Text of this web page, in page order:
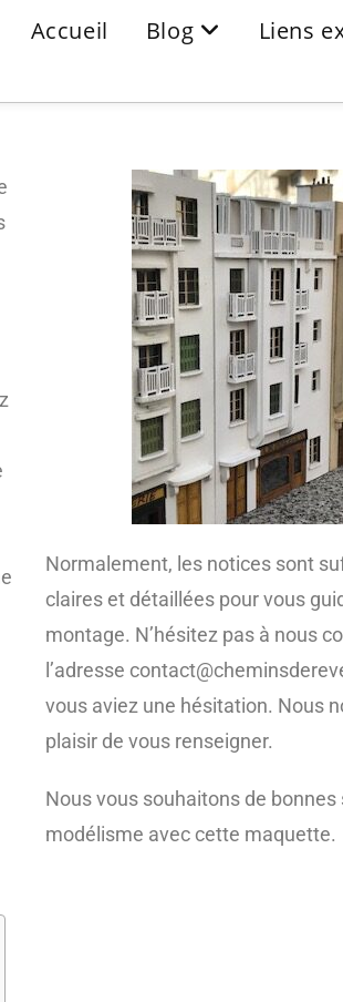
Accueil Blog Liens
Normalement, les notices sont
claires et détaillées pour vous
montage. N’hésitez pas à nous
l’adresse
vous aviez une hésitation. Nous
plaisir de vous renseigner.
Nous vous souhaitons de bonnes
modélisme avec cette maquette.